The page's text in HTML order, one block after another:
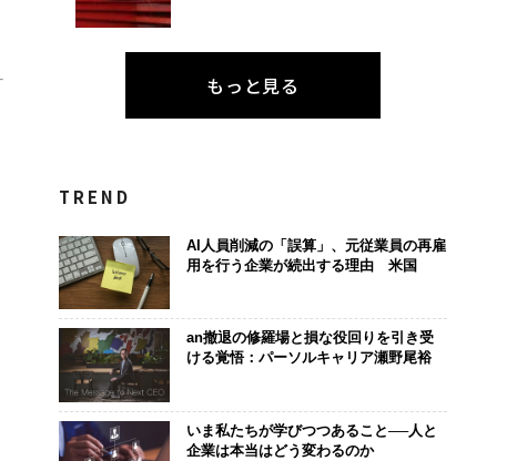
もっと見る
TREND
AI人員削減の「誤算」、元従業員の再雇
用を行う企業が続出する理由 米国
an撤退の修羅場と損な役回りを引き受
ける覚悟：パーソルキャリア瀬野尾裕
いま私たちが学びつつあること──人と
企業は本当はどう変わるのか